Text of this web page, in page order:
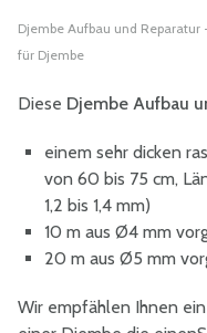
Djembe Aufbau und
für Djembe
Diese Djembe Aufbau
einem sehr dicken
von 60 bis 75 cm,
1,2 bis 1,4 mm)
10 m aus Ø4 mm
20 m aus Ø5 mm
Wir empfählen Ihnen